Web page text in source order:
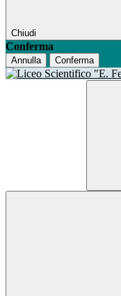
Chiudi
Conferma
Annulla Conferma